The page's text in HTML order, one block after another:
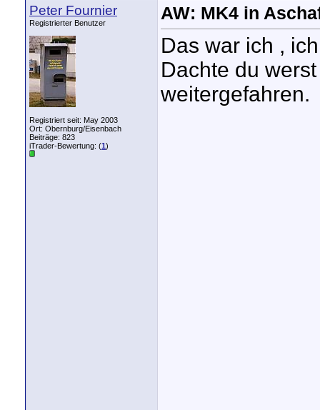
Peter Fournier
Registrierter Benutzer
Registriert seit: May 2003
Ort: Obernburg/Eisenbach
Beiträge: 823
iTrader-Bewertung: (1)
AW: MK4 in
Das war ich ,
Dachte du
weitergefahren.